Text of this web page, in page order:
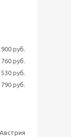
900 руб.
760 руб.
530 руб.
790 руб.
Австрия